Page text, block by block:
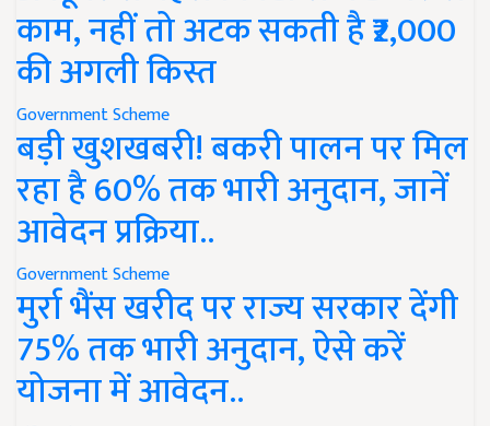
काम, नहीं तो अटक सकती है ₹2,000
की अगली किस्त
Government Scheme
बड़ी खुशखबरी! बकरी पालन पर मिल
रहा है 60% तक भारी अनुदान, जानें
आवेदन प्रक्रिया..
Government Scheme
मुर्रा भैंस खरीद पर राज्य सरकार देंगी
75% तक भारी अनुदान, ऐसे करें
योजना में आवेदन..